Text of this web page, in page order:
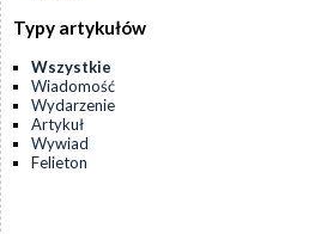
Typy artykułów
Wszystkie
Wiadomość
Wydarzenie
Artykuł
Wywiad
Felieton